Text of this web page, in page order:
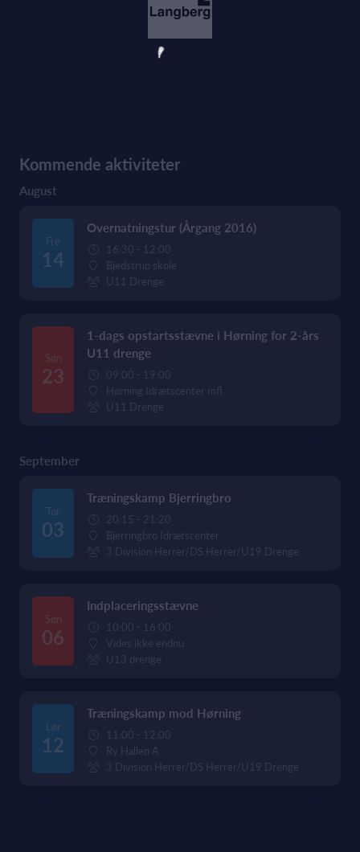
Kommende aktiviteter
August
Fre
14
Overnatningstur (Årgang 2016)
16:30 - 12:00
Bjedstrup skole
U11 Drenge
Søn
23
1-dags opstartsstævne i Hørning for 2-års
U11 drenge
09:00 - 19:00
Hørning Idrætscenter mfl.
U11 Drenge
September
Tor
03
Træningskamp Bjerringbro
20:15 - 21:20
Bjerringbro Idrætscenter
3 Division Herrer/DS Herrer/U19 Drenge
Søn
06
Indplaceringsstævne
10:00 - 16:00
Vides ikke endnu
U13 drenge
Lør
12
Træningskamp mod Hørning
11:00 - 12:00
Ry Hallen A
3 Division Herrer/DS Herrer/U19 Drenge